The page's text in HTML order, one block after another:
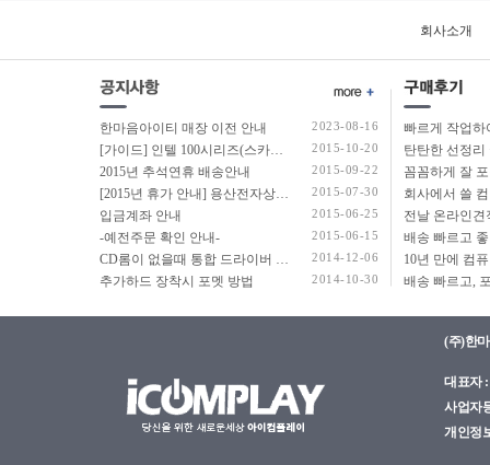
회사소개
한마음아이티 매장 이전 안내 2023-08-16
[가이드] 인텔 100시리즈(스카이레이크보드) 에서 윈도우7 USB 설치 방법 소개 2015-10-20
2015년 추석연휴 배송안내 2015-09-22
[2015년 휴가 안내] 용산전자상가 여름 휴가 안내 2015-07-30
입금계좌 안내 2015-06-25
-예전주문 확인 안내- 2015-06-15
CD롬이 없을때 통합 드라이버 설치법 2014-12-06
추가하드 장착시 포멧 방법 2014-10-30
탄탄한 선정리
(주)한
대표자
사업자
개인정